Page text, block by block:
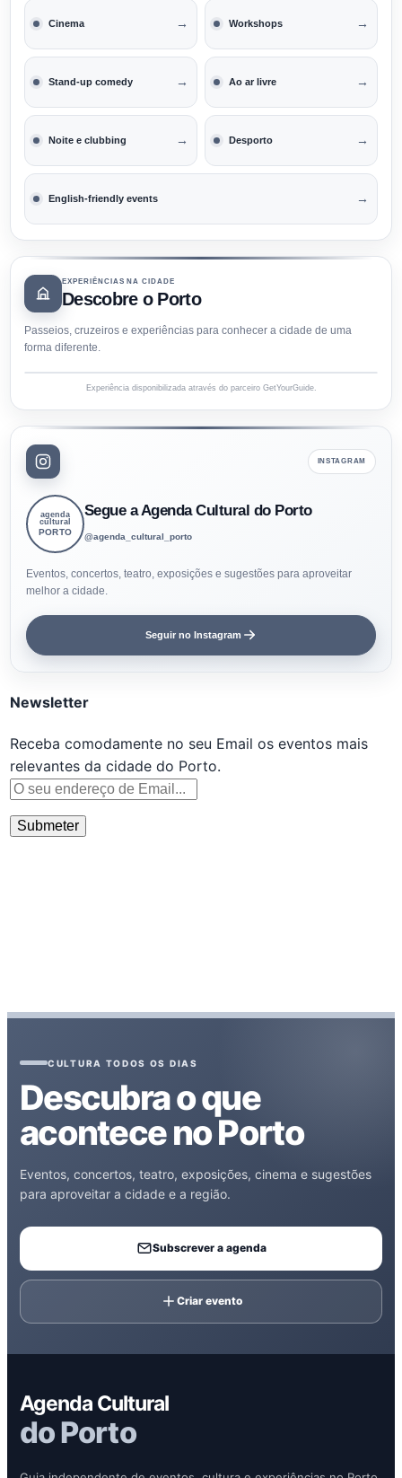
Cinema → Workshops →
Stand-up comedy → Ao ar livre →
Noite e clubbing → Desporto →
English-friendly events →
EXPERIÊNCIAS NA CIDADE
Descobre o Porto
Passeios, cruzeiros e experiências para conhecer a cidade de uma
forma diferente.
Experiência disponibilizada através do parceiro GetYourGuide.
INSTAGRAM
agenda
cultural
PORTO
Segue a Agenda Cultural do Porto
@agenda_cultural_porto
Eventos, concertos, teatro, exposições e sugestões para aproveitar
melhor a cidade.
Seguir no Instagram
Newsletter
Receba comodamente no seu Email os eventos mais
relevantes da cidade do Porto.
CULTURA TODOS OS DIAS
Descubra o que
acontece no Porto
Eventos, concertos, teatro, exposições, cinema e sugestões
para aproveitar a cidade e a região.
Subscrever a agenda
Criar evento
Agenda Cultural
do Porto